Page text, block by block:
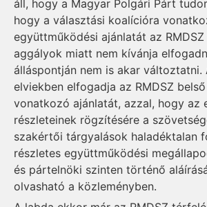
áll, hogy a Magyar Polgári Párt
hogy a választási koalícióra
együttműködési ajánlatát az
aggályok miatt nem kívánja
álláspontján nem is akar változtatni.
elviekben elfogadja az RMDSZ
vonatkozó ajánlatát, azzal, hogy az
részleteinek rögzítésére a
szakértői tárgyalások haladéktalan
részletes együttműködési
és pártelnöki szinten történő
olvasható a közleményben.